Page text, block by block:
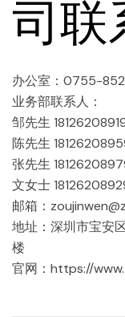
司联
办公室：0755-
业务部联系人：
邹先生
陈先生
张先生
文女士
邮箱：
地址：深圳市宝安
楼
官网：https://